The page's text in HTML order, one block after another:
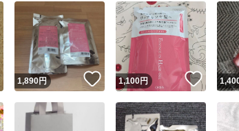
取引実績◯+ この
他フリマ実績◯+ この
スピード&安心発送
※このバッジは実績に基づく表示で
コピーは1商品につき1
いいね！
1,890円 いいね！
1,100円 いい